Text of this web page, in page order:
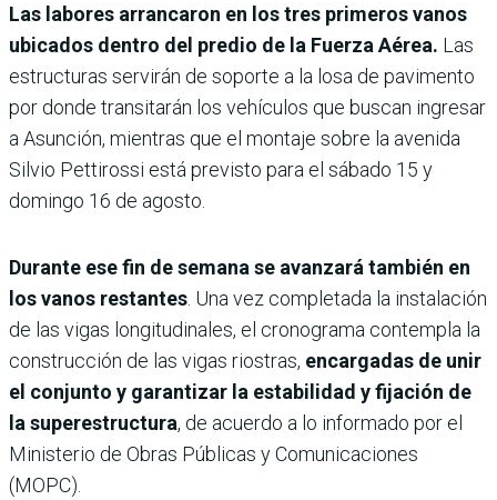
Las labores arrancaron en los tres primeros vanos
ubicados dentro del predio de la Fuerza Aérea. Las
estructuras servirán de soporte a la losa de pavimento
por donde transitarán los vehículos que buscan ingresar
a Asunción, mientras que el montaje sobre la avenida
Silvio Pettirossi está previsto para el sábado 15 y
domingo 16 de agosto.
Durante ese fin de semana se avanzará también en
los vanos restantes . Una vez completada la instalación
de las vigas longitudinales, el cronograma contempla la
construcción de las vigas riostras, encargadas de unir
el conjunto y garantizar la estabilidad y fijación de
la superestructura, de acuerdo a lo informado por el
Ministerio de Obras Públicas y Comunicaciones
(MOPC).